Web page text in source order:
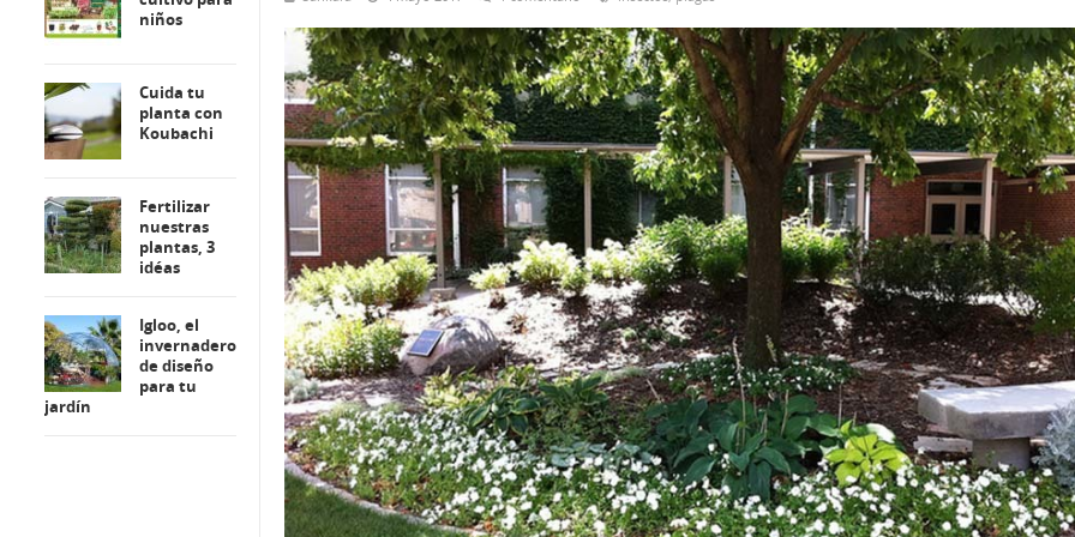
niños
Cuida tu
planta con
Koubachi
Fertilizar
nuestras
plantas, 3
idéas
Igloo, el
invernadero
de diseño
para tu
jardín